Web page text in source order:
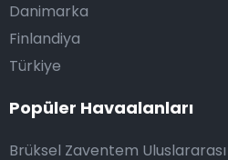
Danimarka
Finlandiya
Türkiye
Popüler Havaalanları
Brüksel Zaventem